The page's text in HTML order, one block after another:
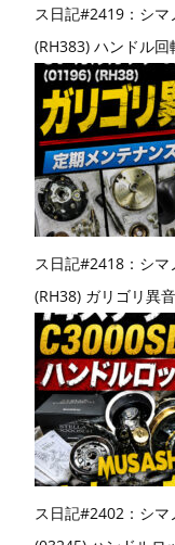
ス日記#2419：シ
(RH383) ハンドル
ス日記#2418：シ
(RH38) ガリゴリ異
ス日記#2402：シマ